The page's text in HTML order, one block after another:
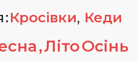
Кросівки, Кеди
ЛітоОсінь